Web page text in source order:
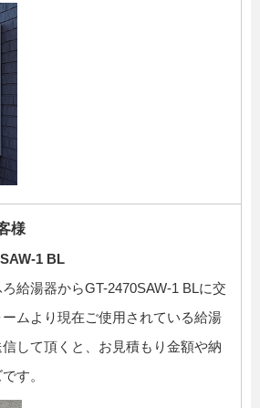
様
1 BL
給湯器からGT-2470SAW-1 BLに交
ムより現在ご使用されている給湯
して頂くと、お見積もり金額や納
す。